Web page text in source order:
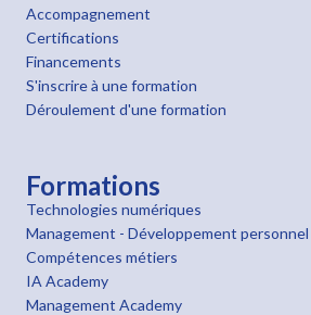
Accompagnement
Certifications
Financements
S'inscrire à une formation
Déroulement d'une formation
Formations
Technologies numériques
Management - Développement personnel
Compétences métiers
IA Academy
Management Academy